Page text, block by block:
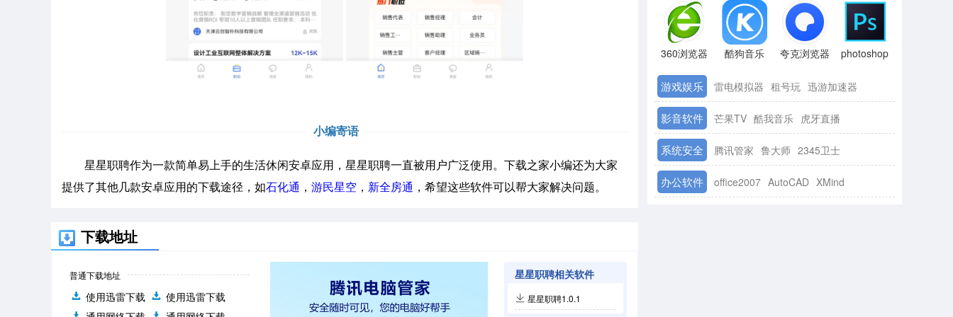
小编寄语
星星职聘作为一款简单易上手的生活休闲安卓应用，星星职聘一直被用户广泛使用。下载之家小编还为大家
提供了其他几款安卓应用的下载途径，如石化通 ， 游民星空 ， 新全房通 ，希望这些软件可以帮大家解决问题。
下载地址
普通下载地址
使用迅雷下载
使用迅雷下载
星星职聘相关软件
星星职聘1.0.1
360浏览器 酷狗音乐 夸克浏览器 photoshop
游戏娱乐 雷电模拟器 租号玩 迅游加速器
影音软件 芒果TV 酷我音乐 虎牙直播
系统安全 腾讯管家 鲁大师 2345卫士
办公软件 office2007 AutoCAD XMind